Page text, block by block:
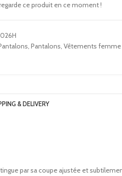
ce produit en ce moment !
, Pantalons, Vêtements femme
& DELIVERY
par sa coupe ajustée et